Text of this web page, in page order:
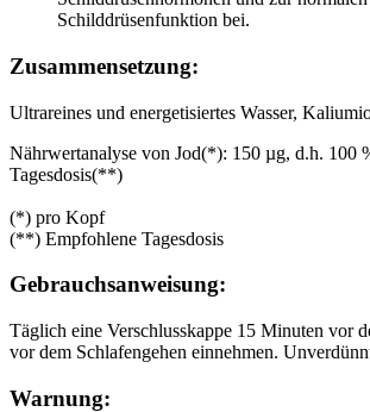
Schilddrüsenfunktion bei.
Zusammensetzung:
Ultrareines und energetisiertes Wasser,
Nährwertanalyse von Jod(*): 150 µg, d.h. 100
Tagesdosis(**)
(*) pro Kopf
(**) Empfohlene Tagesdosis
Gebrauchsanweisung:
Täglich eine Verschlusskappe 15 Minuten vor
vor dem Schlafengehen einnehmen.
Warnung: